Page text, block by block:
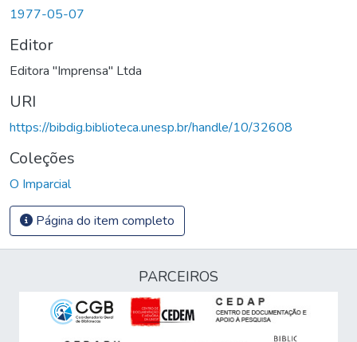
1977-05-07
Editor
Editora "Imprensa" Ltda
URI
https://bibdig.biblioteca.unesp.br/handle/10/32608
Coleções
O Imparcial
Página do item completo
PARCEIROS